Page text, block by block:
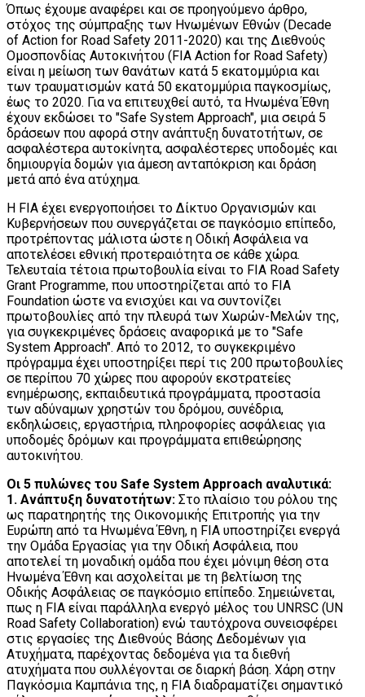
Όπως έχουμε αναφέρει και σε προηγούμενο άρθρο,
στόχος της σύμπραξης των Ηνωμένων Εθνών (Decade
of Action for Road Safety 2011-2020) και της Διεθνούς
Ομοσπονδίας Αυτοκινήτου (FIA Action for Road Safety)
είναι η μείωση των θανάτων κατά 5 εκατομμύρια και
των τραυματισμών κατά 50 εκατομμύρια παγκοσμίως,
έως το 2020. Για να επιτευχθεί αυτό, τα Ηνωμένα Έθνη
έχουν εκδώσει το "Safe System Approach", μια σειρά 5
δράσεων που αφορά στην ανάπτυξη δυνατοτήτων, σε
ασφαλέστερα αυτοκίνητα, ασφαλέστερες υποδομές και
δημιουργία δομών για άμεση ανταπόκριση και δράση
μετά από ένα ατύχημα.
Η FIA έχει ενεργοποιήσει το Δίκτυο Οργανισμών και
Κυβερνήσεων που συνεργάζεται σε παγκόσμιο επίπεδο,
προτρέποντας μάλιστα ώστε η Οδική Ασφάλεια να
αποτελέσει εθνική προτεραιότητα σε κάθε χώρα.
Τελευταία τέτοια πρωτοβουλία είναι το FIA Road Safety
Grant Programme, που υποστηρίζεται από το FIA
Foundation ώστε να ενισχύει και να συντονίζει
πρωτοβουλίες από την πλευρά των Χωρών-Μελών της,
για συγκεκριμένες δράσεις αναφορικά με το "Safe
System Approach". Από το 2012, το συγκεκριμένο
πρόγραμμα έχει υποστηρίξει περί τις 200 πρωτοβουλίες
σε περίπου 70 χώρες που αφορούν εκστρατείες
ενημέρωσης, εκπαιδευτικά προγράμματα, προστασία
των αδύναμων χρηστών του δρόμου, συνέδρια,
εκδηλώσεις, εργαστήρια, πληροφορίες ασφάλειας για
υποδομές δρόμων και προγράμματα επιθεώρησης
αυτοκινήτου.
Οι 5 πυλώνες του Safe System Approach αναλυτικά:
1. Ανάπτυξη δυνατοτήτων: Στο πλαίσιο του ρόλου της
ως παρατηρητής της Οικονομικής Επιτροπής για την
Ευρώπη από τα Ηνωμένα Έθνη, η FIA υποστηρίζει ενεργά
την Ομάδα Εργασίας για την Οδική Ασφάλεια, που
αποτελεί τη μοναδική ομάδα που έχει μόνιμη θέση στα
Ηνωμένα Έθνη και ασχολείται με τη βελτίωση της
Οδικής Ασφάλειας σε παγκόσμιο επίπεδο. Σημειώνεται,
πως η FIA είναι παράλληλα ενεργό μέλος του UNRSC (UN
Road Safety Collaboration) ενώ ταυτόχρονα συνεισφέρει
στις εργασίες της Διεθνούς Βάσης Δεδομένων για
Ατυχήματα, παρέχοντας δεδομένα για τα διεθνή
ατυχήματα που συλλέγονται σε διαρκή βάση. Χάρη στην
Παγκόσμια Καμπάνια της, η FIA διαδραματίζει σημαντικό